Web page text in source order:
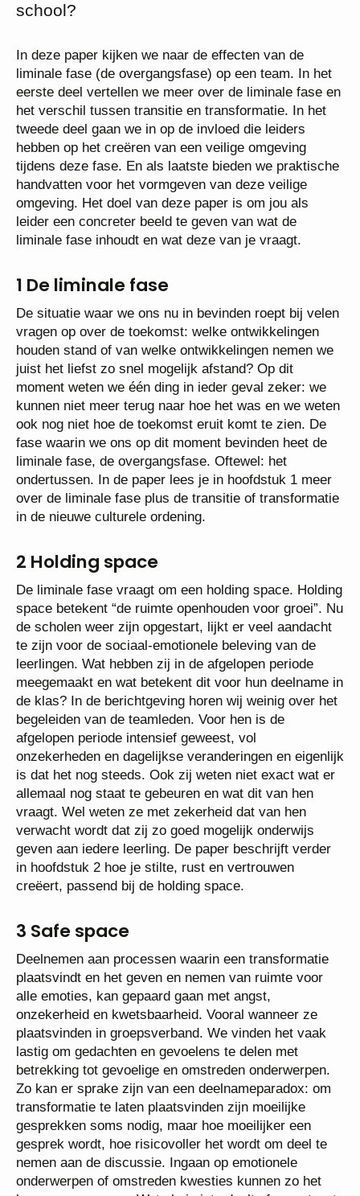
school?
In deze paper kijken we naar de effecten van de
liminale fase (de overgangsfase) op een team. In het
eerste deel vertellen we meer over de liminale fase en
het verschil tussen transitie en transformatie. In het
tweede deel gaan we in op de invloed die leiders
hebben op het creëren van een veilige omgeving
tijdens deze fase. En als laatste bieden we praktische
handvatten voor het vormgeven van deze veilige
omgeving. Het doel van deze paper is om jou als
leider een concreter beeld te geven van wat de
liminale fase inhoudt en wat deze van je vraagt.
1 De liminale fase
De situatie waar we ons nu in bevinden roept bij velen
vragen op over de toekomst: welke ontwikkelingen
houden stand of van welke ontwikkelingen nemen we
juist het liefst zo snel mogelijk afstand? Op dit
moment weten we één ding in ieder geval zeker: we
kunnen niet meer terug naar hoe het was en we weten
ook nog niet hoe de toekomst eruit komt te zien. De
fase waarin we ons op dit moment bevinden heet de
liminale fase, de overgangsfase. Oftewel: het
ondertussen. In de paper lees je in hoofdstuk 1 meer
over de liminale fase plus de transitie of transformatie
in de nieuwe culturele ordening.
2 Holding space
De liminale fase vraagt om een holding space. Holding
space betekent “de ruimte openhouden voor groei”. Nu
de scholen weer zijn opgestart, lijkt er veel aandacht
te zijn voor de sociaal-emotionele beleving van de
leerlingen. Wat hebben zij in de afgelopen periode
meegemaakt en wat betekent dit voor hun deelname in
de klas? In de berichtgeving horen wij weinig over het
begeleiden van de teamleden. Voor hen is de
afgelopen periode intensief geweest, vol
onzekerheden en dagelijkse veranderingen en eigenlijk
is dat het nog steeds. Ook zij weten niet exact wat er
allemaal nog staat te gebeuren en wat dit van hen
vraagt. Wel weten ze met zekerheid dat van hen
verwacht wordt dat zij zo goed mogelijk onderwijs
geven aan iedere leerling. De paper beschrijft verder
in hoofdstuk 2 hoe je stilte, rust en vertrouwen
creëert, passend bij de holding space.
3 Safe space
Deelnemen aan processen waarin een transformatie
plaatsvindt en het geven en nemen van ruimte voor
alle emoties, kan gepaard gaan met angst,
onzekerheid en kwetsbaarheid. Vooral wanneer ze
plaatsvinden in groepsverband. We vinden het vaak
lastig om gedachten en gevoelens te delen met
betrekking tot gevoelige en omstreden onderwerpen.
Zo kan er sprake zijn van een deelnameparadox: om
transformatie te laten plaatsvinden zijn moeilijke
gesprekken soms nodig, maar hoe moeilijker een
gesprek wordt, hoe risicovoller het wordt om deel te
nemen aan de discussie. Ingaan op emotionele
onderwerpen of omstreden kwesties kunnen zo het